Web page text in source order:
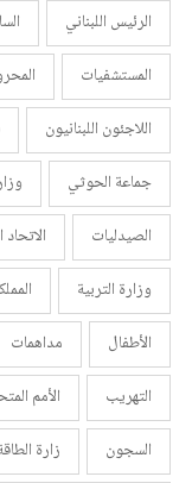
الرئيس اللبناني
المستشفيات
اللاجئون اللبنانيون
جماعة الحوثي
الصيدليات
الاتحاد
وزارة التربية
الأطفال
مداهمات
التهريب
الأمم
السجون
زارة